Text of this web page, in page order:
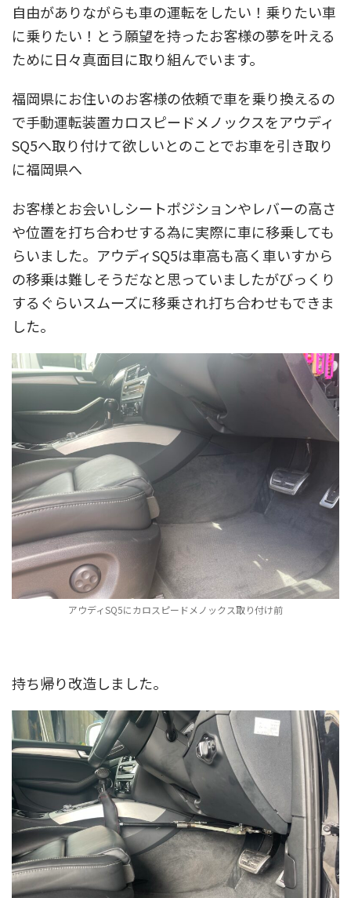
自由がありながらも車の運転をしたい！乗りたい車
に乗りたい！とう願望を持ったお客様の夢を叶える
ために日々真面目に取り組んでいます。
福岡県にお住いのお客様の依頼で車を乗り換えるの
で手動運転装置カロスピードメノックスをアウディ
SQ5へ取り付けて欲しいとのことでお車を引き取り
に福岡県へ
お客様とお会いしシートポジションやレバーの高さ
や位置を打ち合わせする為に実際に車に移乗しても
らいました。アウディSQ5は車高も高く車いすから
の移乗は難しそうだなと思っていましたがびっくり
するぐらいスムーズに移乗され打ち合わせもできま
した。
アウディSQ5にカロスピードメノックス取り付け前
持ち帰り改造しました。